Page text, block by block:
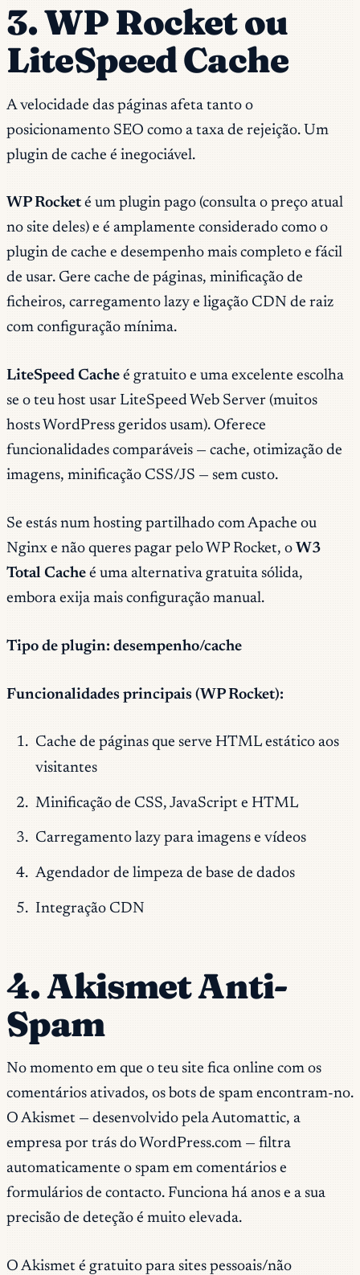
3. WP Rocket ou
LiteSpeed Cache
A velocidade das páginas afeta tanto o
posicionamento SEO como a taxa de rejeição. Um
plugin de cache é inegociável.
WP Rocketé um plugin pago (consulta o preço atual
no site deles) e é amplamente considerado como o
plugin de cache e desempenho mais completo e fácil
de usar. Gere cache de páginas, minificação de
ficheiros, carregamento lazy e ligação CDN de raiz
com configuração mínima.
LiteSpeed Cache é gratuito e uma excelente escolha
se o teu host usar LiteSpeed Web Server (muitos
hosts WordPress geridos usam). Oferece
funcionalidades comparáveis — cache, otimização de
imagens, minificação CSS/JS — sem custo.
Se estás num hosting partilhado com Apache ou
Nginx e não queres pagar pelo WP Rocket, o W3
Total Cache é uma alternativa gratuita sólida,
embora exija mais configuração manual.
Tipo de plugin: desempenho/cache
Funcionalidades principais (WP Rocket):
Cache de páginas que serve HTML estático aos
visitantes
Minificação de CSS, JavaScript e HTML
Carregamento lazy para imagens e vídeos
Agendador de limpeza de base de dados
Integração CDN
4. Akismet Anti-
Spam
No momento em que o teu site fica online com os
comentários ativados, os bots de spam encontram-no.
O Akismet — desenvolvido pela Automattic, a
empresa por trás do WordPress.com — filtra
automaticamente o spam em comentários e
formulários de contacto. Funciona há anos e a sua
precisão de deteção é muito elevada.
O Akismet é gratuito para sites pessoais/não